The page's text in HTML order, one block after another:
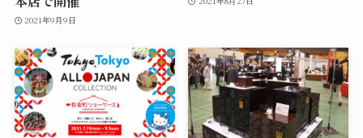
2021年9月9日